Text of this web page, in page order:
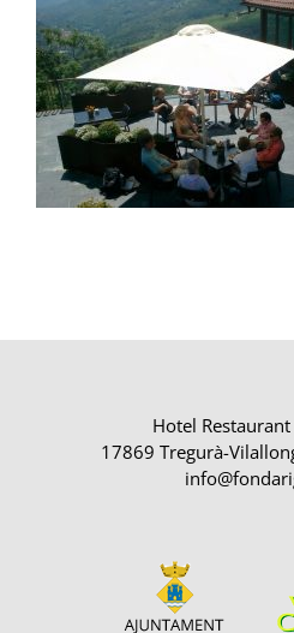
Hotel
17869 Tregurà-